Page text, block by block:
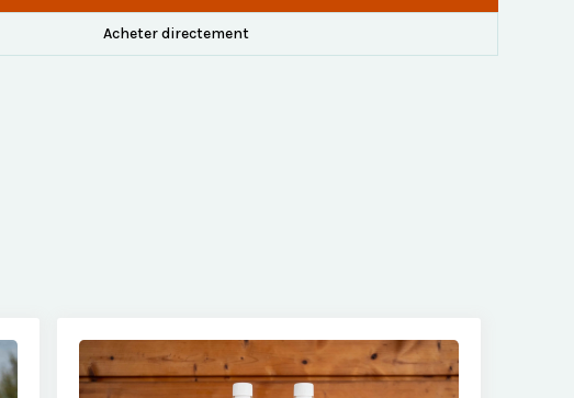
Acheter directement